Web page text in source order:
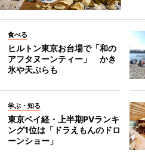
食べる
ヒルトン東京お台場で「和の
アフタヌーンティー」 かき
氷や天ぷらも
学ぶ・知る
東京ベイ経・上半期PVランキ
ング1位は「ドラえもんのドロ
ーンショー」